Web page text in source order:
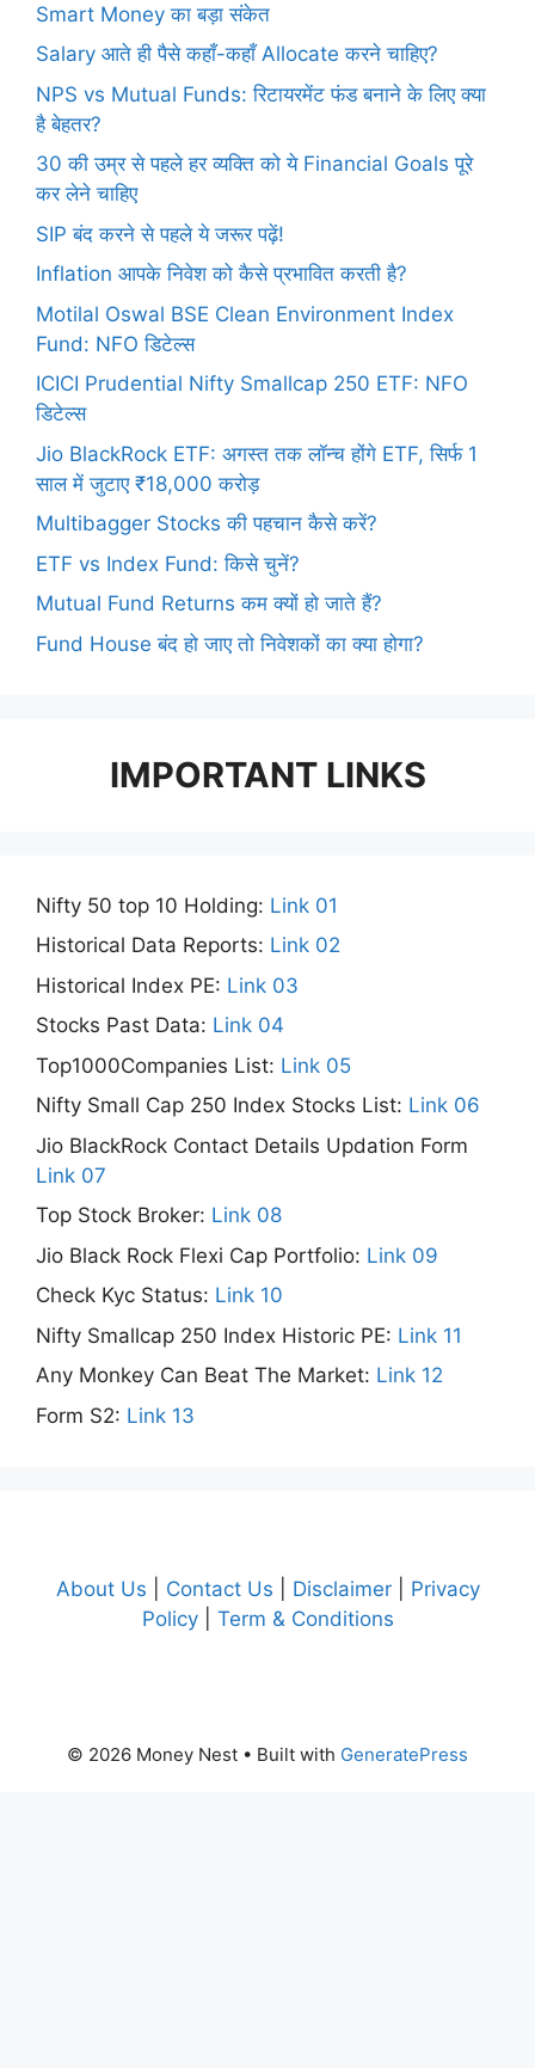
Smart Money का बड़ा संकेत
Salary आते ही पैसे कहाँ-कहाँ Allocate करने चाहिए?
NPS vs Mutual Funds: रिटायरमेंट फंड बनाने के लिए क्या
है बेहतर?
30 की उम्र से पहले हर व्यक्ति को ये Financial Goals पूरे
कर लेने चाहिए
SIP बंद करने से पहले ये जरूर पढ़ें!
Inflation आपके निवेश को कैसे प्रभावित करती है?
Motilal Oswal BSE Clean Environment Index
Fund: NFO डिटेल्स
ICICI Prudential Nifty Smallcap 250 ETF: NFO
डिटेल्स
Jio BlackRock ETF: अगस्त तक लॉन्च होंगे ETF, सिर्फ 1
साल में जुटाए ₹18,000 करोड़
Multibagger Stocks की पहचान कैसे करें?
ETF vs Index Fund: किसे चुनें?
Mutual Fund Returns कम क्यों हो जाते हैं?
Fund House बंद हो जाए तो निवेशकों का क्या होगा?
IMPORTANT LINKS
Nifty 50 top 10 Holding: Link 01
Historical Data Reports: Link 02
Historical Index PE: Link 03
Stocks Past Data: Link 04
Top1000Companies List: Link 05
Nifty Small Cap 250 Index Stocks List: Link 06
Jio BlackRock Contact Details Updation Form
Link 07
Top Stock Broker: Link 08
Jio Black Rock Flexi Cap Portfolio: Link 09
Check Kyc Status: Link 10
Nifty Smallcap 250 Index Historic PE: Link 11
Any Monkey Can Beat The Market: Link 12
Form S2: Link 13
About Us Contact Us Disclaimer| Privacy
Policy| Term & Conditions
© 2026 Money Nest • Built with GeneratePress